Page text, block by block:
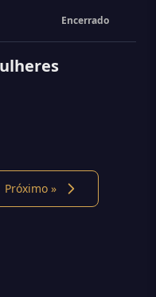
Encerrado
Próximo »